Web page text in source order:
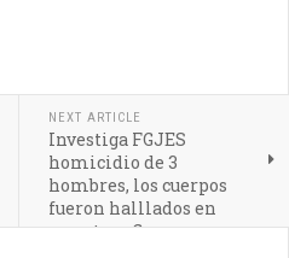
NEXT ARTICLE
Investiga FGJES
homicidio de 3
hombres, los cuerpos
fueron halllados en
carretera Guaymas-